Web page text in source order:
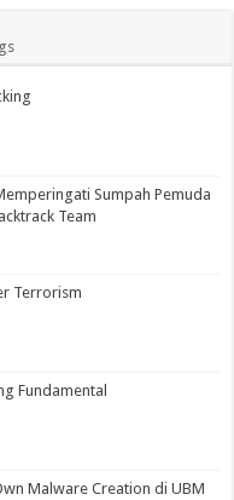
Sumpah Pemuda
Team
Terrorism
Fundamental
Malware Creation di UBM